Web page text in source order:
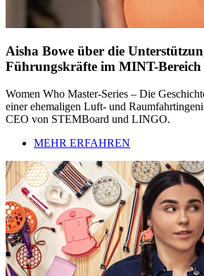
Aisha Bowe über die
Führungskräfte im MINT-Bereich
Women Who Master-Series – Die
einer ehemaligen Luft- und
CEO von STEMBoard und LINGO.
MEHR ERFAHREN